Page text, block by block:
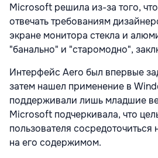
Microsoft решила из-за того,
отвечать требованиям
экране монитора стекла и
"банально" и "старомодно",
Интерфейс Aero был впервые
затем нашел применение в
поддерживали лишь младшие
Microsoft подчеркивала, что
пользователя
на его содержимом.